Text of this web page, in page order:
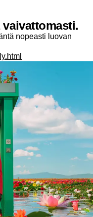
nopeasti luovan